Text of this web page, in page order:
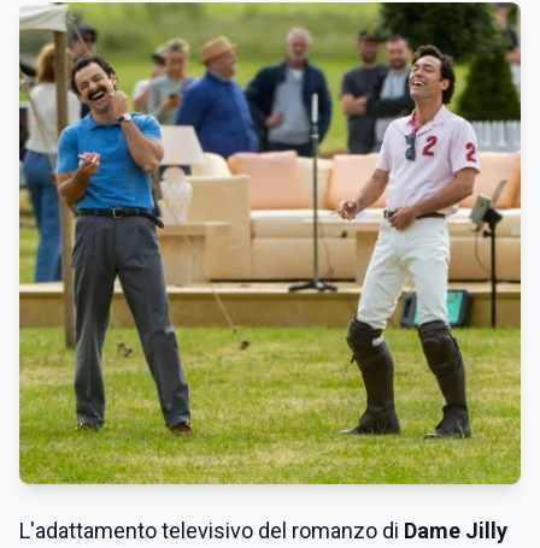
L'adattamento televisivo del romanzo di Dame Jilly